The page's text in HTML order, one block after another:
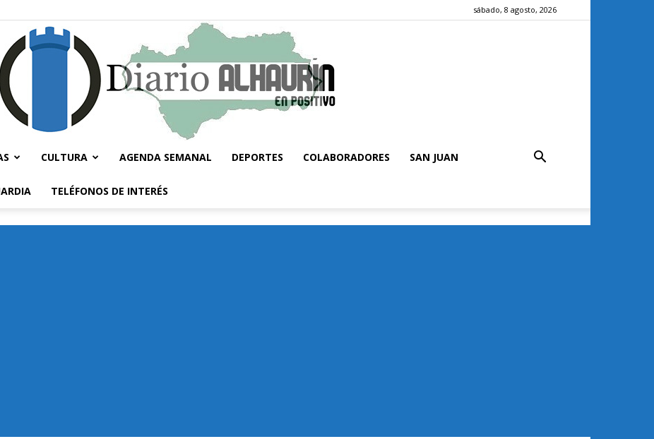
sábado, 8 agosto, 2026
CULTURA AGENDA SEMANAL DEPORTES COLABORADORES SAN JUAN
TELÉFONOS DE INTERÉS